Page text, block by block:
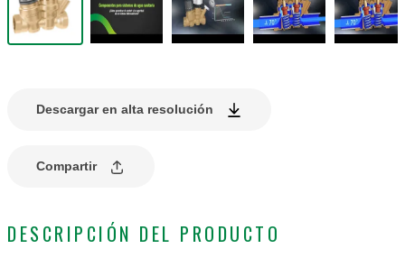
Descargar en alta resolución
Compartir
DESCRIPCIÓN DEL PRODUCTO